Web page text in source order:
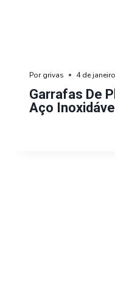
Garrafas De
Aço
Por grivas 4 de